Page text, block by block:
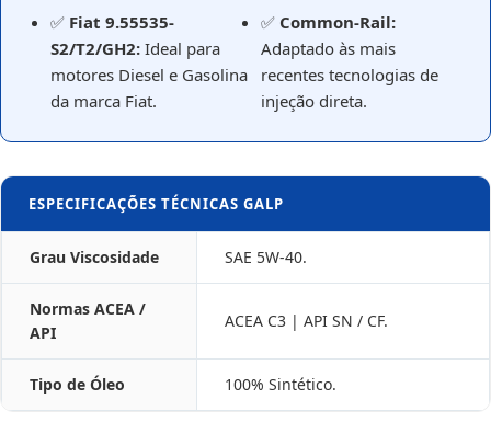
✅ Fiat 9.55535-
S2/T2/GH2: Ideal para
motores Diesel e Gasolina
da marca Fiat.
✅ Common-Rail:
Adaptado às mais
recentes tecnologias de
injeção direta.
ESPECIFICAÇÕES TÉCNICAS GALP
Grau Viscosidade SAE 5W-40.
Normas ACEA /
API
ACEA C3 | API SN / CF.
Tipo de Óleo 100% Sintético.